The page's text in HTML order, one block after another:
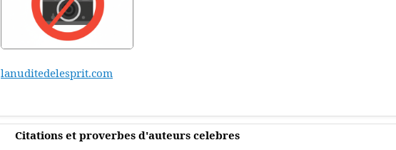
lanuditedelesprit.com
Citations et proverbes d'auteurs celebres